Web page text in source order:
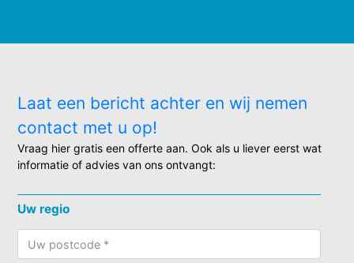
Laat een bericht achter en wij nemen
contact met u op!
Vraag hier gratis een offerte aan. Ook als u liever eerst wat
informatie of advies van ons ontvangt:
Uw regio